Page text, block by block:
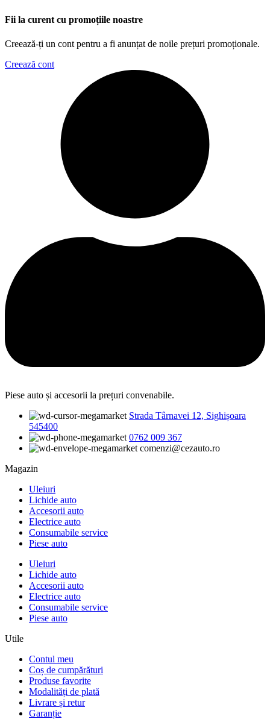
Fii la curent cu promoțiile noastre
Creează-ți un cont pentru a fi anunțat de noile prețuri promoționale.
Creează cont
Piese auto și accesorii la prețuri convenabile.
Strada Târnavei 12, Sighișoara
545400
0762 009 367
comenzi@cezauto.ro
Magazin
Uleiuri
Lichide auto
Accesorii auto
Electrice auto
Consumabile service
Piese auto
Uleiuri
Lichide auto
Accesorii auto
Electrice auto
Consumabile service
Piese auto
Utile
Contul meu
Coș de cumpărături
Produse favorite
Modalități de plată
Livrare și retur
Garanție